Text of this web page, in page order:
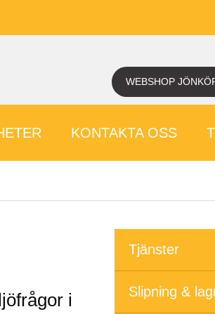
WEBSHOP
KONTAKTA OSS
i
Tjänster
Slipning &